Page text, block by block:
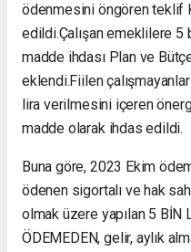
ödenmesini öngören teklif
edildi.Çalışan emeklilere
madde ihdası Plan ve
eklendi.Fiilen
lira verilmesini içeren
madde olarak ihdas edildi.
Buna göre, 2023 Ekim
ödenen sigortalı ve hak
olmak üzere yapılan 5 BİN
ÖDEMEDEN, gelir, aylık